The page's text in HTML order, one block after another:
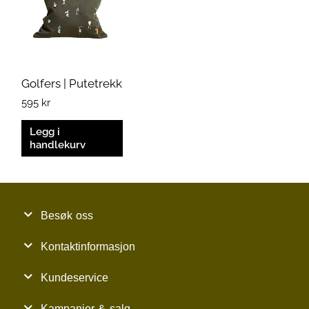
Golfers | Putetrekk
595 kr
Legg i
handlekurv
Besøk oss
Kontaktinformasjon
Kundeservice